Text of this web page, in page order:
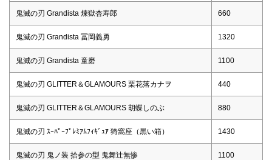
鬼滅の刃 Grandista 煉獄杏寿郎 660
鬼滅の刃 Grandista 冨岡義勇 1320
鬼滅の刃 Grandista 童磨 1100
鬼滅の刃 GLITTER＆GLAMOURS 栗花落カナヲ 440
鬼滅の刃 GLITTER＆GLAMOURS 胡蝶しのぶ 880
鬼滅の刃 ｽｰﾊﾟｰﾌﾟﾚﾐｱﾑﾌｨｷﾞｭｱ 猗窩座（黒い箱） 1430
鬼滅の刃 鬼ノ装 拾参の型 鬼舞辻無惨 1100